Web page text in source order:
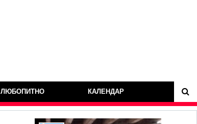
ЛЮБОПИТНО КАЛЕНДАР